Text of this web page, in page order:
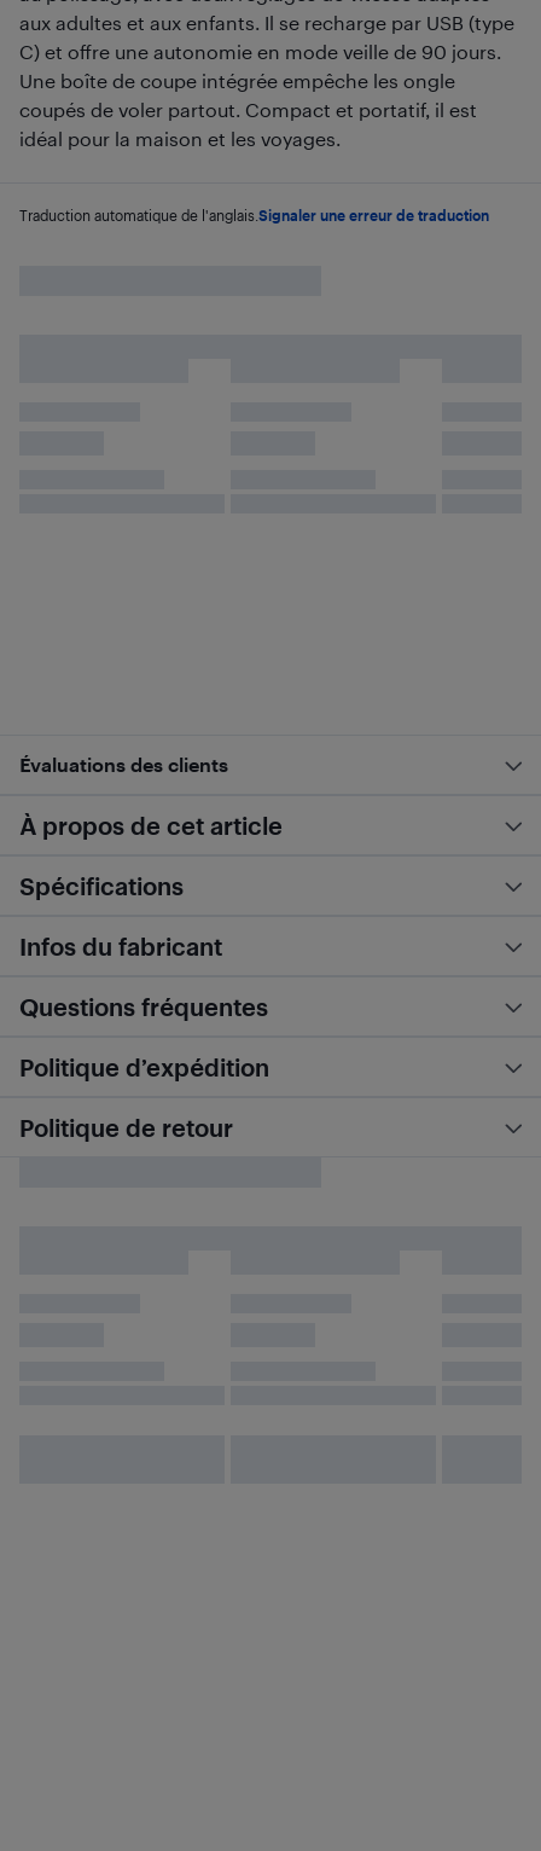
aux adultes et aux enfants. Il se recharge par USB (type
C) et offre une autonomie en mode veille de 90 jours.
Une boîte de coupe intégrée empêche les ongle
coupés de voler partout. Compact et portatif, il est
idéal pour la maison et les voyages.
Traduction automatique de l'anglais. Signaler une erreur de traduction
Évaluations des clients
À propos de cet article
Spécifications
Infos du fabricant
Questions fréquentes
Politique d’expédition
Politique de retour